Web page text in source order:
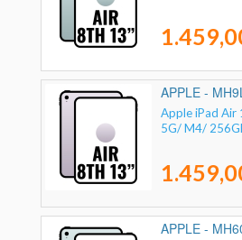
APPLE -
Apple iPad Air
5G/ M4/
APPLE -